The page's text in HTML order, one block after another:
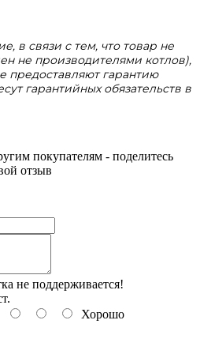
в связи с тем, что товар не
не производителями котлов),
предоставляют гарантию
гарантийных обязательств в
покупателям - поделитесь
отзыв
не поддерживается!
Хорошо